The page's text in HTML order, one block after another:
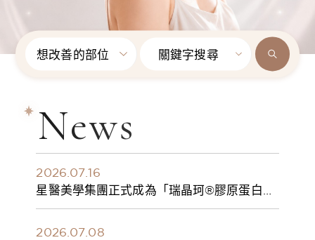
想改善的部位 關鍵字搜尋
News
2026.07.16
星醫美學集團正式成為「瑞晶珂®膠原蛋白植
入劑」台灣獨家總代理
2026.07.08